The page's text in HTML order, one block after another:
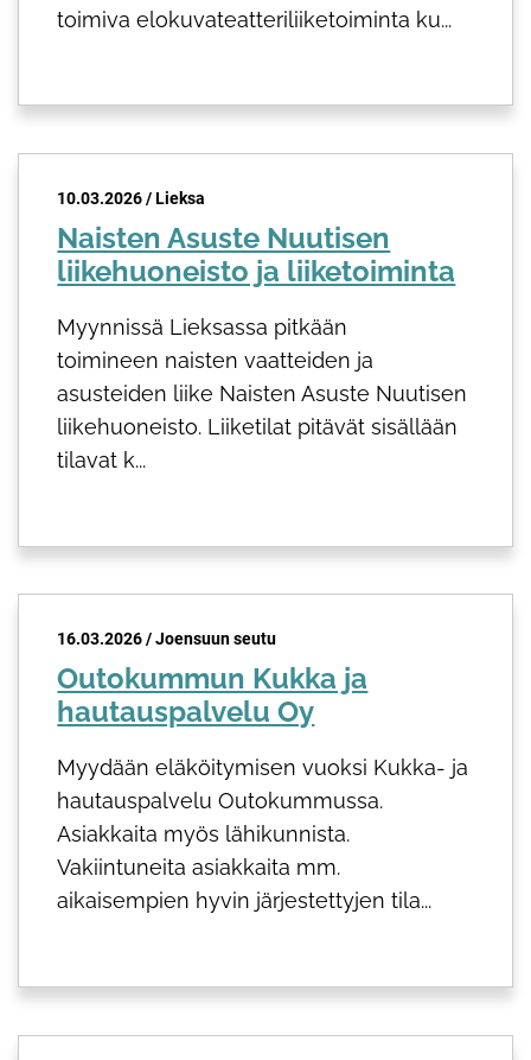
toimiva elokuvateatteriliiketoiminta ku...
10.03.2026 / Lieksa
Naisten Asuste Nuutisen
liikehuoneisto ja liiketoiminta
Myynnissä Lieksassa pitkään
toimineen naisten vaatteiden ja
asusteiden liike Naisten Asuste Nuutisen
liikehuoneisto. Liiketilat pitävät sisällään
tilavat k...
16.03.2026 / Joensuun seutu
Outokummun Kukka ja
hautauspalvelu Oy
Myydään eläköitymisen vuoksi Kukka- ja
hautauspalvelu Outokummussa.
Asiakkaita myös lähikunnista.
Vakiintuneita asiakkaita mm.
aikaisempien hyvin järjestettyjen tila...